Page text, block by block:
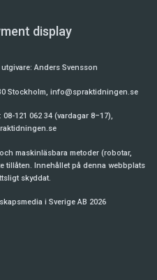
[Fjortonde suran
[förmedlad] på ditt
kunna ta den till sig.
förmedlade Koranen
folk skulle förstå
[…] Folk har sagt
alla språk, eftersom
genom det. Detta
utgivare:Anders Svensson
Stockholm, info@spraktidningen.se
121 062 34 (vardagar 8–17),
maskinläsbara metoder (robotar,
tillåten. Innehållet på denna webbplats
skyddat.
i Sverige AB 2026